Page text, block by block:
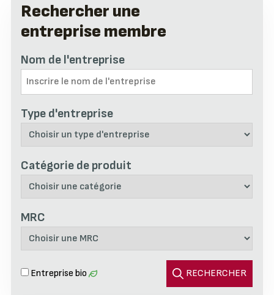
Rechercher une
entreprise membre
Nom de l'entreprise
Type d'entreprise
Catégorie de produit
MRC
Entreprise bio RECHERCHER